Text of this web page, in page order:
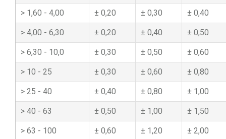
1,60 - 4,00 0,20 0,30 0,40
4,00 - 6,30 0,20 0,40 0,50
6,30 - 10,0 0,30 0,50 0,60
10 - 25 0,30 0,60 0,80
25 - 40 0,40 0,80 1,00
40 - 63 0,50 1,00 1,50
63 - 100 0,60 1,20 2,00